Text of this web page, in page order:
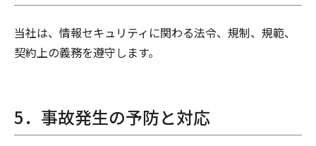
当社は、情報セキュリティに関わる法令、規制、規範、
契約上の義務を遵守します。
5．事故発生の予防と対応